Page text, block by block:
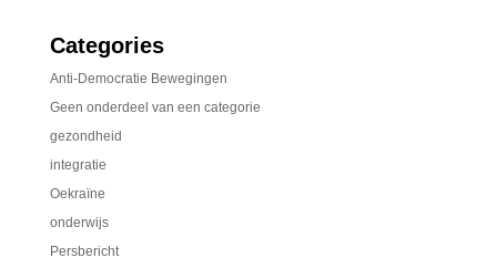
Categories
Anti-Democratie Bewegingen
Geen onderdeel van een categorie
gezondheid
integratie
Oekraïne
onderwijs
Persbericht